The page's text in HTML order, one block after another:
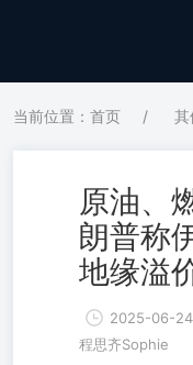
当前位置：首页 / 其
原油、
朗普称
地缘溢
2025-06-24
程思齐Sophie